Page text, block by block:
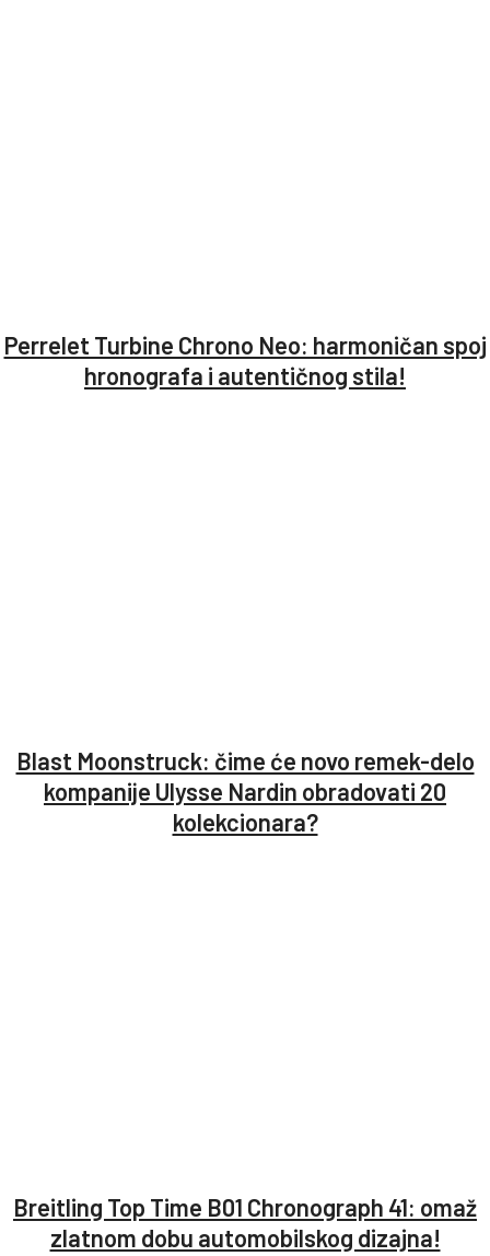
Perrelet Turbine Chrono Neo: harmoničan spoj
hronografa i autentičnog stila!
Blast Moonstruck: čime će novo remek-delo
kompanije Ulysse Nardin obradovati 20
kolekcionara?
Breitling Top Time B01 Chronograph 41: omaž
zlatnom dobu automobilskog dizajna!